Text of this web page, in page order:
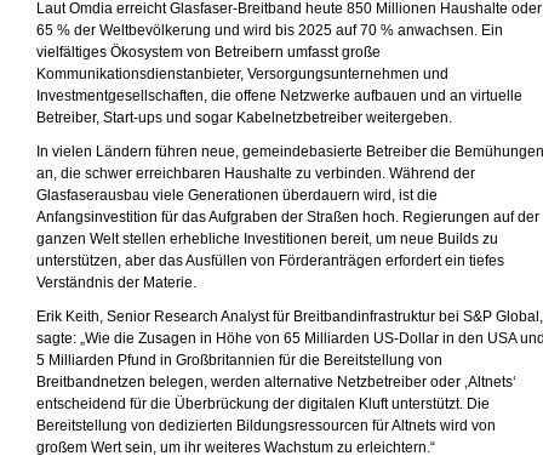
Laut Omdia erreicht Glasfaser-Breitband heute 850 Millionen Haushalte oder
65 % der Weltbevölkerung und wird bis 2025 auf 70 % anwachsen. Ein
vielfältiges Ökosystem von Betreibern umfasst große
Kommunikationsdienstanbieter, Versorgungsunternehmen und
Investmentgesellschaften, die offene Netzwerke aufbauen und an virtuelle
Betreiber, Start-ups und sogar Kabelnetzbetreiber weitergeben.
In vielen Ländern führen neue, gemeindebasierte Betreiber die Bemühungen
an, die schwer erreichbaren Haushalte zu verbinden. Während der
Glasfaserausbau viele Generationen überdauern wird, ist die
Anfangsinvestition für das Aufgraben der Straßen hoch. Regierungen auf der
ganzen Welt stellen erhebliche Investitionen bereit, um neue Builds zu
unterstützen, aber das Ausfüllen von Förderanträgen erfordert ein tiefes
Verständnis der Materie.
Erik Keith, Senior Research Analyst für Breitbandinfrastruktur bei S&P Global,
sagte: „Wie die Zusagen in Höhe von 65 Milliarden US-Dollar in den USA
5 Milliarden Pfund in Großbritannien für die Bereitstellung von
Breitbandnetzen belegen, werden alternative Netzbetreiber oder ‚Altnets‘
entscheidend für die Überbrückung der digitalen Kluft unterstützt. Die
Bereitstellung von dedizierten Bildungsressourcen für Altnets wird von
großem Wert sein, um ihr weiteres Wachstum zu erleichtern.“